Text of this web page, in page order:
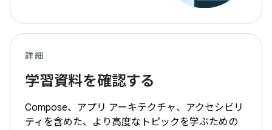
詳細
学習資料を確認する
Compose、アプリ アーキテクチャ、アクセシビリ
ティを含めた、より高度なトピックを学ぶための